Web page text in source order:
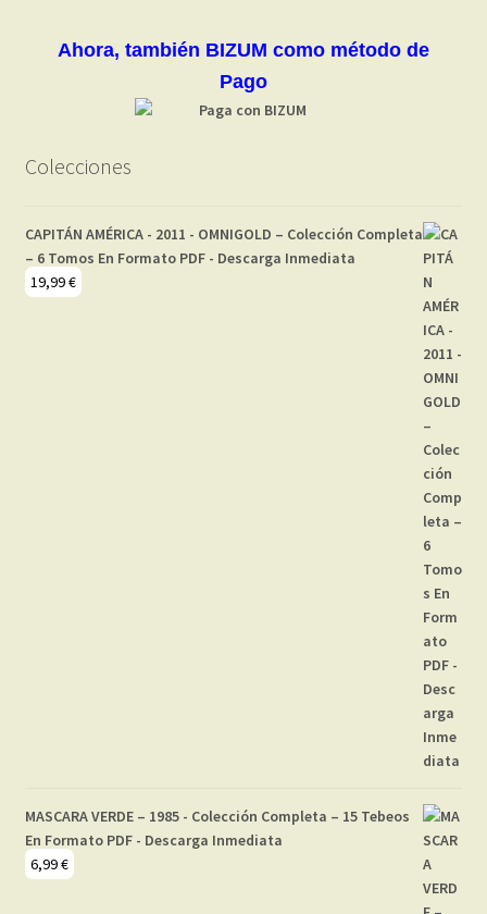
Ahora, también BIZUM como método de
Pago
Colecciones
CAPITÁN AMÉRICA - 2011 - OMNIGOLD – Colección Completa
– 6 Tomos En Formato PDF - Descarga Inmediata
19,99€
MASCARA VERDE – 1985 - Colección Completa – 15 Tebeos
En Formato PDF - Descarga Inmediata
6,99€